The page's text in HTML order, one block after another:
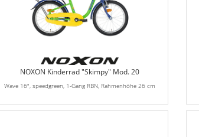
NOXON Kinderrad "Skimpy" Mod. 20
Wave 16", speedgreen, 1-Gang RBN, Rahmenhöhe 26 cm